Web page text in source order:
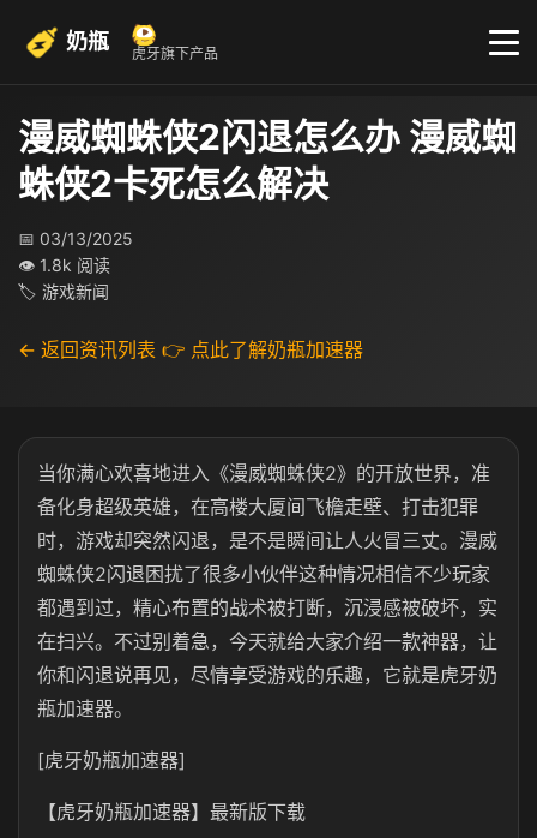
奶瓶 虎牙旗下产品
漫威蜘蛛侠2闪退怎么办 漫威蜘
蛛侠2卡死怎么解决
📅 03/13/2025
👁 1.8k 阅读
🏷 游戏新闻
← 返回资讯列表 👉 点此了解奶瓶加速器
当你满心欢喜地进入《漫威蜘蛛侠2》的开放世界，准
备化身超级英雄，在高楼大厦间飞檐走壁、打击犯罪
时，游戏却突然闪退，是不是瞬间让人火冒三丈。漫威
蜘蛛侠2闪退困扰了很多小伙伴这种情况相信不少玩家
都遇到过，精心布置的战术被打断，沉浸感被破坏，实
在扫兴。不过别着急，今天就给大家介绍一款神器，让
你和闪退说再见，尽情享受游戏的乐趣，它就是虎牙奶
瓶加速器。
[虎牙奶瓶加速器]
【虎牙奶瓶加速器】最新版下载